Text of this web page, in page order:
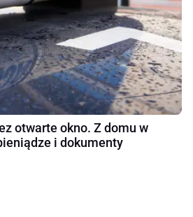
otwarte okno. Z domu w
i dokumenty